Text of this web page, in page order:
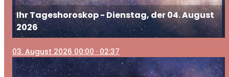
Ihr Tageshoroskop - Dienstag, der 04. August
2026
03. August 2026 00:00 · 02:37